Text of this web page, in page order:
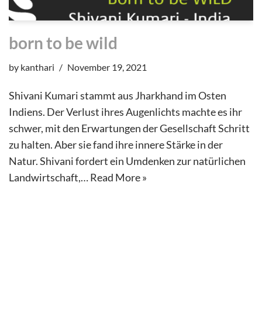
born to be wild
by kanthari November 19, 2021
Shivani Kumari stammt aus Jharkhand im Osten
Indiens. Der Verlust ihres Augenlichts machte es ihr
schwer, mit den Erwartungen der Gesellschaft Schritt
zu halten. Aber sie fand ihre innere Stärke in der
Natur. Shivani fordert ein Umdenken zur natürlichen
Landwirtschaft,…Read More »